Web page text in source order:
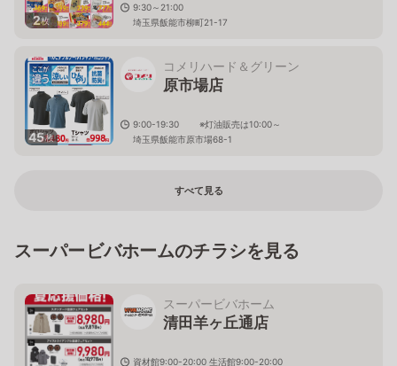
2枚
9:30～21:00
埼玉県飯能市柳町21-17
45枚
コメリハード＆グリーン
原市場店
9:00-19:30 ※灯油販売は10:00～
埼玉県飯能市原市場68-1
すべて見る
スーパービバホームのチラシを見る
スーパービバホーム
清田羊ヶ丘通店
資材館9:00-20:00 生活館9:00-20:00